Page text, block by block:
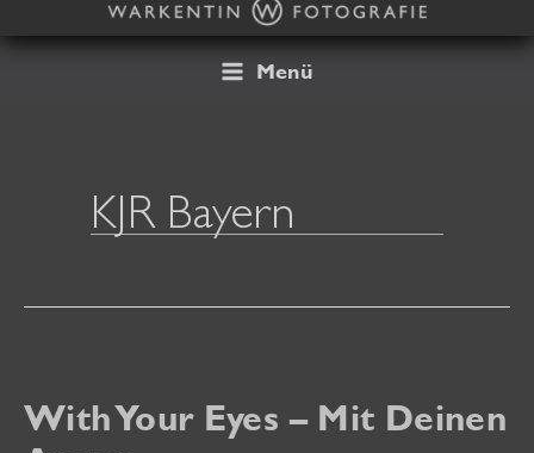
Inhalt
Menü
KJR Bayern
With Your Eyes – Mit Deinen